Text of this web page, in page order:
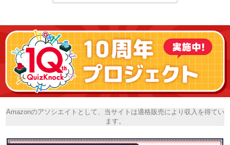
Amazonのアソシエイトとして、当サイトは適格販売により収入を得てい
ます。